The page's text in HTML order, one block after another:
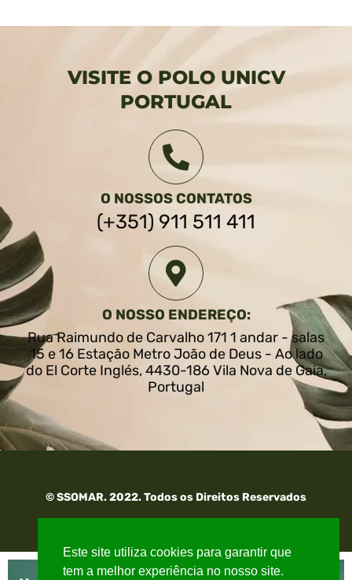
VISITE O POLO UNICV
PORTUGAL
O NOSSOS CONTATOS
(+351) 911 511 411
O NOSSO ENDEREÇO:
Rua Raimundo de Carvalho 171 1 andar - salas
15 e 16 Estação Metro João de Deus - Ao lado
do El Corte Inglés, 4430-186 Vila Nova de Gaia,
Portugal
© SSOMAR. 2022. Todos os Direitos Reservados
Este site utiliza cookies para garantir que
tem a melhor experiência no nosso site.